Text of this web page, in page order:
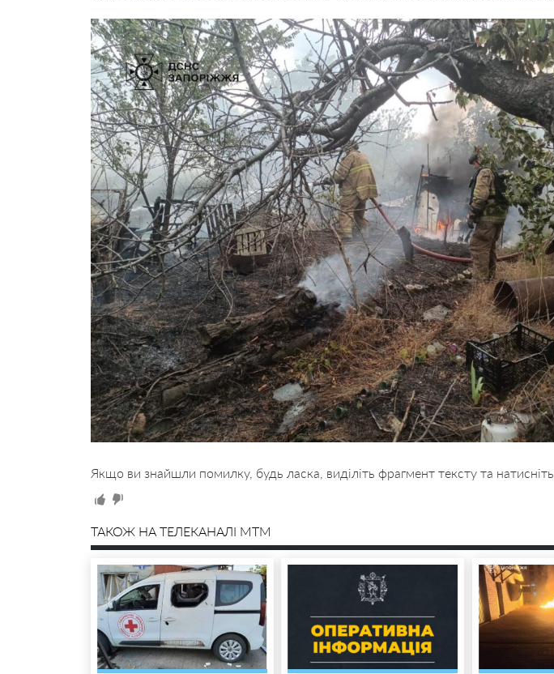
Якщо ви знайшли помилку, будь ласка, виділіть фрагмент тексту та натисніть
ТАКОЖ НА ТЕЛЕКАНАЛІ MTM